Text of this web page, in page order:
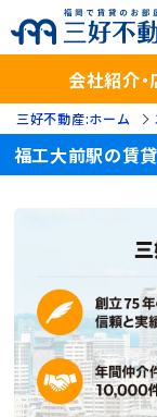
会社紹介
三好不動産:ホーム
福工大前駅の賃貸